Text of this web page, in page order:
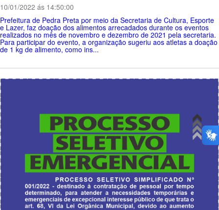
10/01/2022 ás 14:50:00
Prefeitura de Pedra Preta por meio da Secretaria de Cultura, Esporte
e Lazer, faz doação dos alimentos arrecadados durante os eventos
realizados no mês de novembro e dezembro de 2021 pela secretaria.
Para participar do evento, a organização sugeriu aos atletas a doação
de 1 kg de alimento, como ins...